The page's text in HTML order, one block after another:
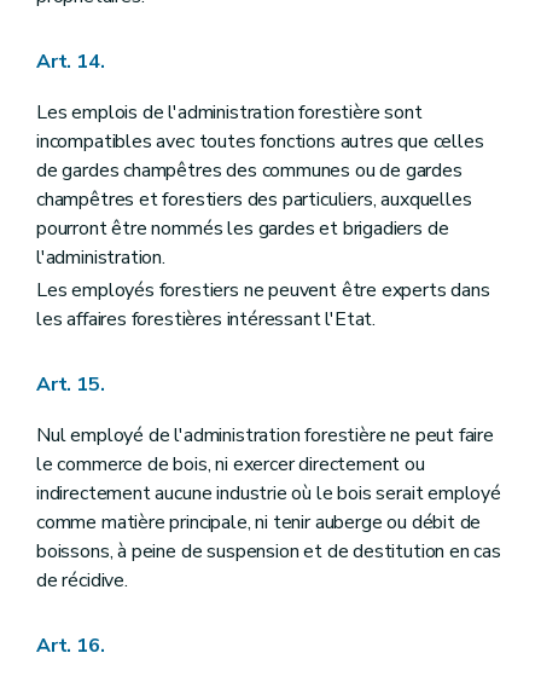
Art. 14.
Les emplois de l'administration forestière sont
incompatibles avec toutes fonctions autres que celles
de gardes champêtres des communes ou de gardes
champêtres et forestiers des particuliers, auxquelles
pourront être nommés les gardes et brigadiers de
l'administration.
Les employés forestiers ne peuvent être experts dans
les affaires forestières intéressant l'Etat.
Art. 15.
Nul employé de l'administration forestière ne peut faire
le commerce de bois, ni exercer directement ou
indirectement aucune industrie où le bois serait employé
comme matière principale, ni tenir auberge ou débit de
boissons, à peine de suspension et de destitution en cas
de récidive.
Art. 16.